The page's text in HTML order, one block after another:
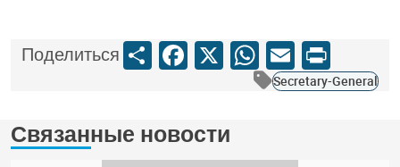
ПоделитьсяShareFacebook
X WhatsApp
Email
Print
Secretary-General
Связанные новости